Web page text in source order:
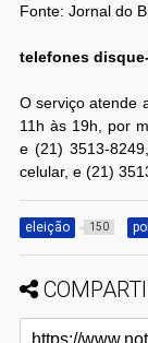
Fonte: Jornal do
telefones
O serviço atende
11h às 19h, por
e (21) 3513-
celular, e (21)
eleição 150